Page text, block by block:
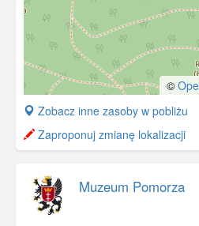
©
+
−
Zobacz inne zasoby w pobliżu
Zaproponuj zmianę lokalizacji
Muzeum Pomorza